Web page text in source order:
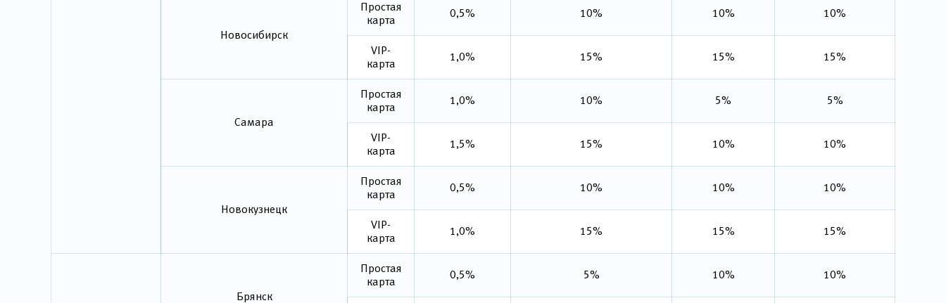
Новосибирск
Простая
карта
0,5% 10% 10% 10%
VIP-
карта
1,0% 15% 15% 15%
Самара
Простая
карта
1,0% 10% 5% 5%
VIP-
карта
1,5% 15% 10% 10%
Новокузнецк
Простая
карта
0,5% 10% 10% 10%
VIP-
карта
1,0% 15% 15% 15%
Брянск
Простая
карта
0,5% 5% 10% 10%